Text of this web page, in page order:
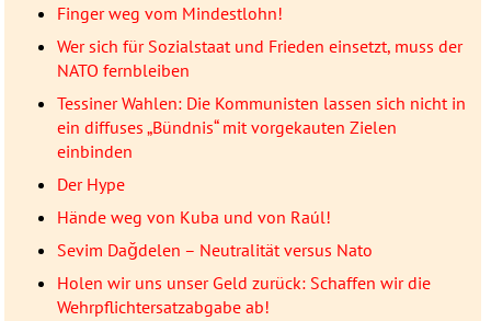
Finger weg vom Mindestlohn!
Wer sich für Sozialstaat und Frieden einsetzt, muss der
NATO fernbleiben
Tessiner Wahlen: Die Kommunisten lassen sich nicht in
ein diffuses „Bündnis“ mit vorgekauten Zielen
einbinden
Der Hype
Hände weg von Kuba und von Raúl!
Sevim Dağdelen – Neutralität versus Nato
Holen wir uns unser Geld zurück: Schaffen wir die
Wehrpflichtersatzabgabe ab!